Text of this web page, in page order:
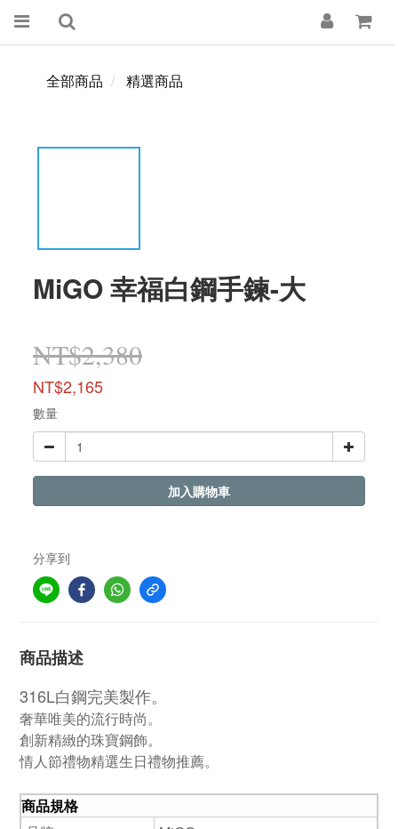
全部商品 精選商品
MiGO 幸福白鋼手鍊-大
NT$2,380
NT$2,165
數量
加入購物車
分享到
商品描述
316L白鋼完美製作。
奢華唯美的流行時尚。
創新精緻的珠寶鋼飾。
情人節禮物精選生日禮物推薦。
商品規格